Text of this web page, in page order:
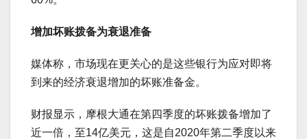
增加坏账拨备为衰退准备
媒体称，市场现在更关心的是这些银行为应对即将
到来的经济衰退增加的坏账准备金。
财报显示，摩根大通在第四季度的坏账拨备增加了
近一倍，至14亿美元，这是自2020年第二季度以来